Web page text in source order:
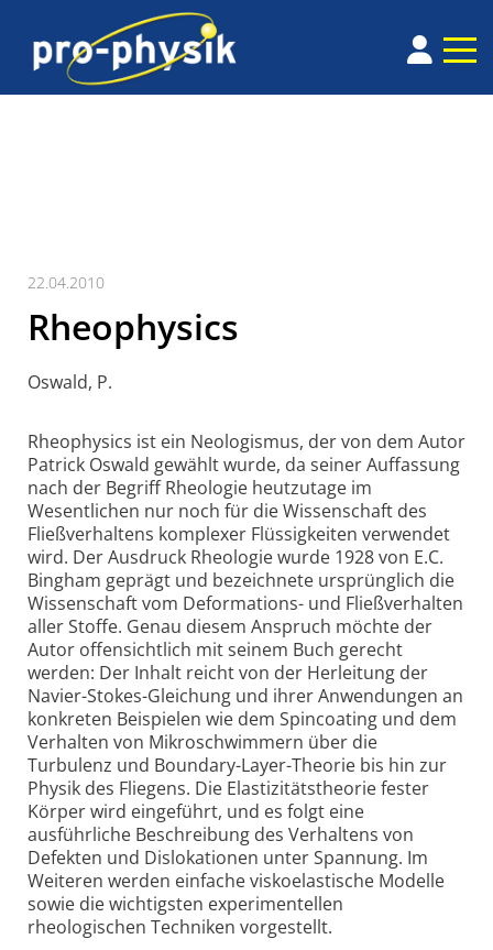
22.04.2010
Rheophysics
Oswald, P.
Rheophysics ist ein Neologismus, der von dem Autor
Patrick Oswald gewählt wurde, da seiner Auffassung
nach der Begriff Rheologie heutzutage im
Wesentlichen nur noch für die Wissenschaft des
Fließverhaltens komplexer Flüssigkeiten verwendet
wird. Der Ausdruck Rheologie wurde 1928 von E.C.
Bingham geprägt und bezeichnete ursprünglich die
Wissenschaft vom Deformations- und Fließverhalten
aller Stoffe. Genau diesem Anspruch möchte der
Autor offensichtlich mit seinem Buch gerecht
werden: Der Inhalt reicht von der Herleitung der
Navier-Stokes-Gleichung und ihrer Anwendungen an
konkreten Beispielen wie dem Spincoating und dem
Verhalten von Mikroschwimmern über die
Turbulenz und Boundary-Layer-Theorie bis hin zur
Physik des Fliegens. Die Elastizitätstheorie fester
Körper wird eingeführt, und es folgt eine
ausführliche Beschreibung des Verhaltens von
Defekten und Dislokationen unter Spannung. Im
Weiteren werden einfache viskoelastische Modelle
sowie die wichtigsten experimentellen
rheologischen Techniken vorgestellt.